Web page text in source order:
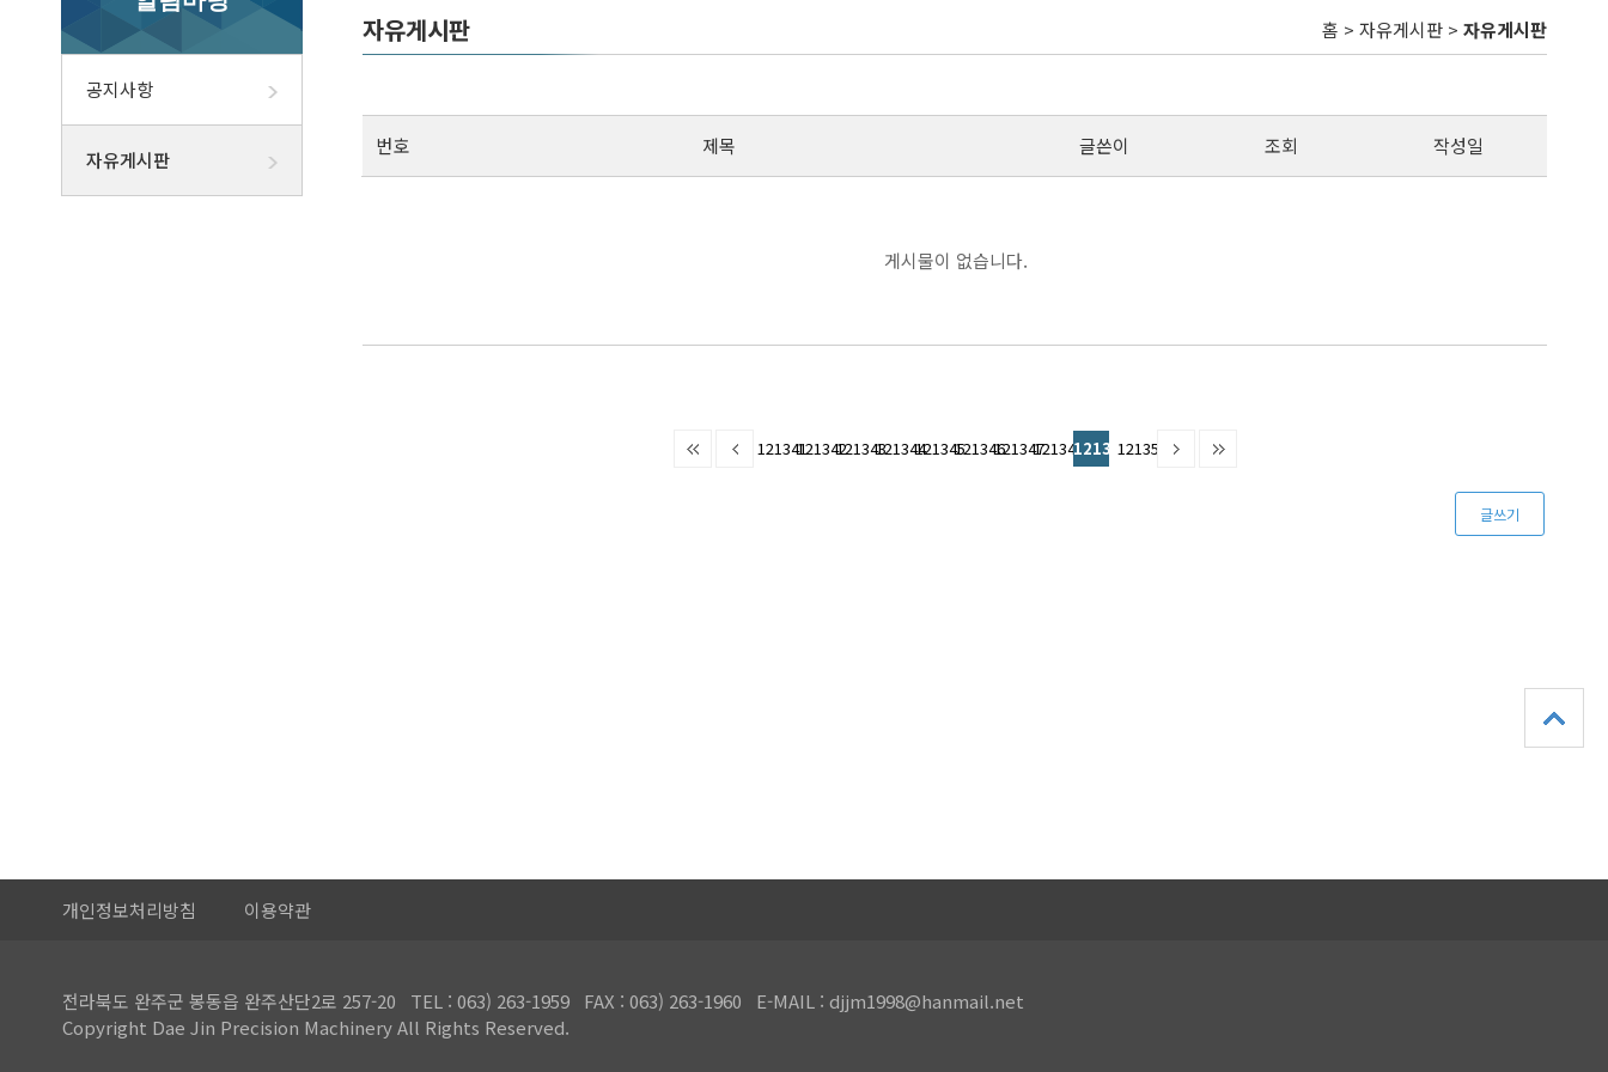
공지사항
자유게시판
자유게시판 홈 > 자유게시판 > 자유게시판
번호 제목 글쓴이 조회 작성일
게시물이 없습니다.
121341121342121343121344121345121346121347121348121349121350
글쓰기
개인정보처리방침 이용약관
전라북도 완주군 봉동읍 완주산단2로 257-20 TEL : 063) 263-1959 FAX : 063) 263-1960 E-MAIL : djjm1998@hanmail.net
Copyright Dae Jin Precision Machinery All Rights Reserved.